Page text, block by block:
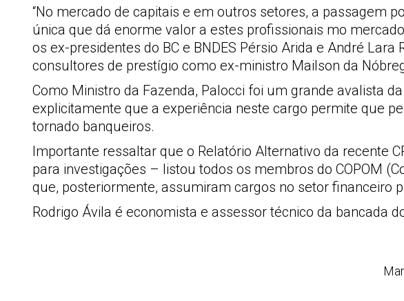
“No mercado de capitais e em outros setores, a passagem
única que dá enorme valor a estes profissionais mo
os ex-presidentes do BC e BNDES Pérsio Arida e André
consultores de prestígio como ex-ministro Mailson da
Como Ministro da Fazenda, Palocci foi um grande avalista
explicitamente que a experiência neste cargo permite que
tornado banqueiros.
Importante ressaltar que o Relatório Alternativo da recente
para investigações – listou todos os membros do COPOM
que, posteriormente, assumiram cargos no setor financeiro
Rodrigo Ávila é economista e assessor técnico da bancada